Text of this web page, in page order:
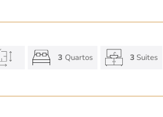
3 Quartos 3 Suites